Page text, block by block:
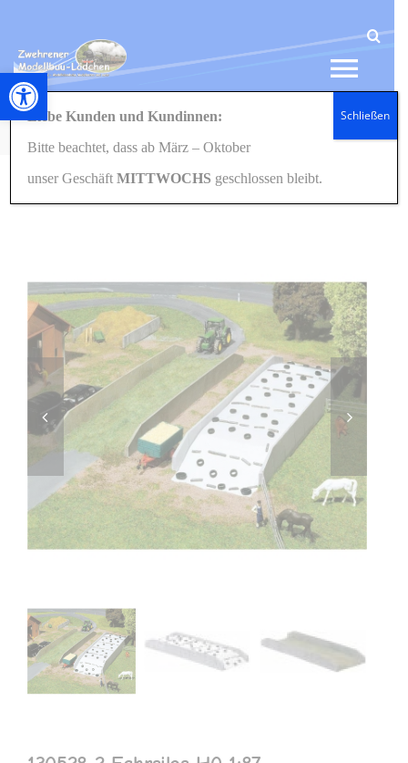
Werkzeugleiste öffnen
springen
HOME
GESCHENKIDEEN
KONTAKT
MEIN KONTO
Startseite Eisenbahn Häuser/Gebäude
H0/1:87
130528 2 Fahrsilos H0 1:87
Liebe Kunden und Kundinnen:
Bitte beachtet, dass ab März – Oktober
unser GeschäftMITTWOCHS geschlossen bleibt.
Schließen